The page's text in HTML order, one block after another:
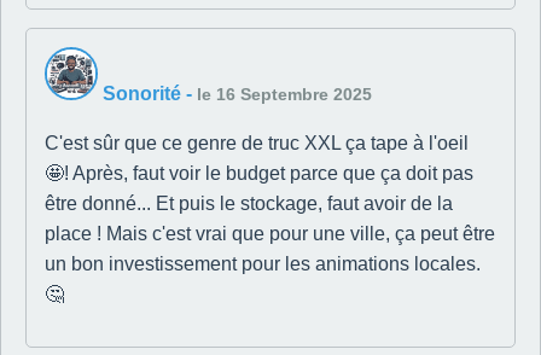
Sonorité - le 16 Septembre 2025
C'est sûr que ce genre de truc XXL ça tape à l'oeil
🤩! Après, faut voir le budget parce que ça doit pas
être donné... Et puis le stockage, faut avoir de la
place ! Mais c'est vrai que pour une ville, ça peut être
un bon investissement pour les animations locales.
🤔